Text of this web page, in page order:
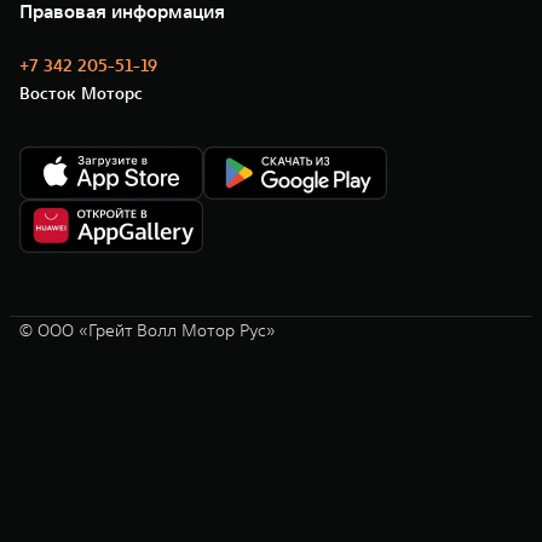
Моторные масла
Новости
Правовая информация
+7 342 205-51-19
Восток Моторс
© ООО «Грейт Волл Мотор Рус»